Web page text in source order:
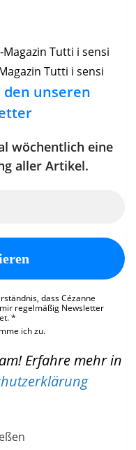
Tutti i sensi
den unseren
wöchentlich eine
aller Artikel.
dass Cézanne
regelmäßig Newsletter
*
ich zu.
Erfahre mehr in